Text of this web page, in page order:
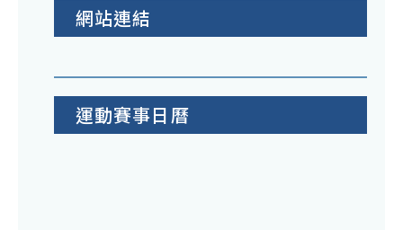
網站連結
運動賽事日曆